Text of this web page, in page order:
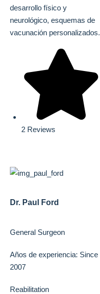
desarrollo físico y
neurológico, esquemas de
vacunación personalizados.
2 Reviews
Dr. Paul Ford
General Surgeon
Años de experiencia: Since
2007
Reabilitation